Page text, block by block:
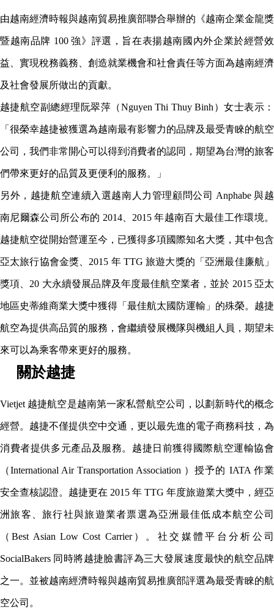
由越南經濟時報與越南貿易推廣部聯合舉辦的《越南企業金龍獎
暨越南品牌 100 強》評選，旨在表揚越南國內外企業於經營效
益、實現稅務義務、創造就業機會和社會責任等方面為越南經濟
及社會發展所做出的貢獻。
越捷航空副總經理阮翠萍（Nguyen Thi Thuy Binh）女士表示：
「很榮幸越捷被獲選為越南最有影響力的品牌及最受青睞的航空
公司，我們非常開心可以得到消費者的認同，期望為台灣的旅客
們帶來更好的品質及更便利的服務。」
另外，越捷航空連續入選越南人力管理顧問公司 Anphabe 與越
南尼爾森公司所公布的 2014、2015 年越南百大最佳工作環境。
越捷航空從開始營運至今，已獲得多項國際知名大獎，其中包含
亞太旅行協會金獎、2015 年 TTG 旅遊大獎的「亞洲最佳廉航」
獎項、20 大永續發展品牌及年度最佳航空業者，並於 2015 亞太
地區史蒂維商業大獎中獲得「最佳航太國防運輸」的殊榮。越捷
航空為提供高品質的服務，會繼續發展機隊與機組人員，期望未
來可以為乘客帶來更好的服務。
關於越捷
Vietjet 越捷航空是越南第一家私營航空公司，以劃新時代的概念
經營。越捷不僅提供空中交通，更以最先進的電子商務科技，為
消費者提供多元產品及服務。越捷日前獲得國際航空運輸協會
（International Air Transportation Association ）授予的 IATA 作業
安全查核認證。越捷更在 2015 年 TTG 年度旅遊業大獎中，經亞
洲旅客、旅行社與旅遊業者票選為亞洲最佳低成本航空公司
（Best Asian Low Cost Carrier）。社交媒體平台分析公司
SocialBakers 同時將越捷臉書評為三大發展速度最快的航空品牌
之一。並被越南經濟時報與越南貿易推廣部評選為最受青睞的航
空公司。